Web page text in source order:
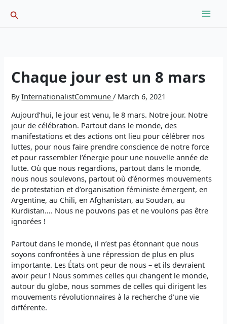
Search
Chaque jour est un 8 mars
ByInternationalistCommune/ March 6, 2021
Aujourd’hui, le jour est venu, le 8 mars. Notre jour. Notre
jour de célébration. Partout dans le monde, des
manifestations et des actions ont lieu pour célébrer nos
luttes, pour nous faire prendre conscience de notre force
et pour rassembler l’énergie pour une nouvelle année de
lutte. Où que nous regardions, partout dans le monde,
nous nous soulevons, partout où d’énormes mouvements
de protestation et d’organisation féministe émergent, en
Argentine, au Chili, en Afghanistan, au Soudan, au
Kurdistan…. Nous ne pouvons pas et ne voulons pas être
ignorées !
Partout dans le monde, il n’est pas étonnant que nous
soyons confrontées à une répression de plus en plus
importante. Les États ont peur de nous – et ils devraient
avoir peur ! Nous sommes celles qui changent le monde,
autour du globe, nous sommes de celles qui dirigent les
mouvements révolutionnaires à la recherche d’une vie
différente.